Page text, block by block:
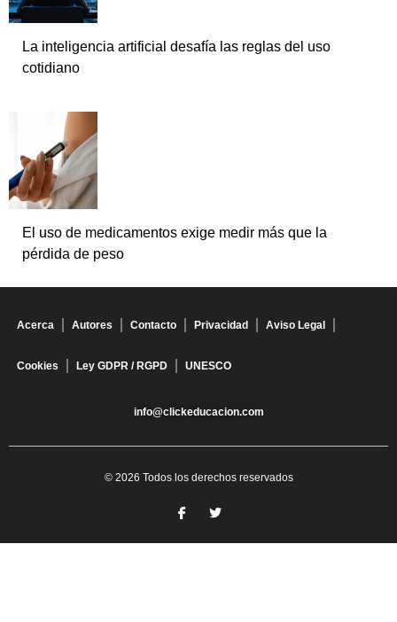
La inteligencia artificial desafía las reglas del uso
cotidiano
El uso de medicamentos exige medir más que la
pérdida de peso
Acerca Autores Contacto Privacidad Aviso Legal
Cookies Ley GDPR / RGPD UNESCO
info@clickeducacion.com
© 2026 Todos los derechos reservados